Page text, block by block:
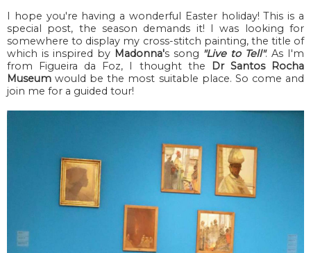
I hope you're having a wonderful Easter holiday! This is a
special post, the season demands it! I was looking for
somewhere to display my cross-stitch painting, the title of
which is inspired by Madonna's song "Live to Tell". As I'm
from Figueira da Foz, I thought the
Dr Santos Rocha
Museum would be the most suitable place. So come and
join me for a guided tour!